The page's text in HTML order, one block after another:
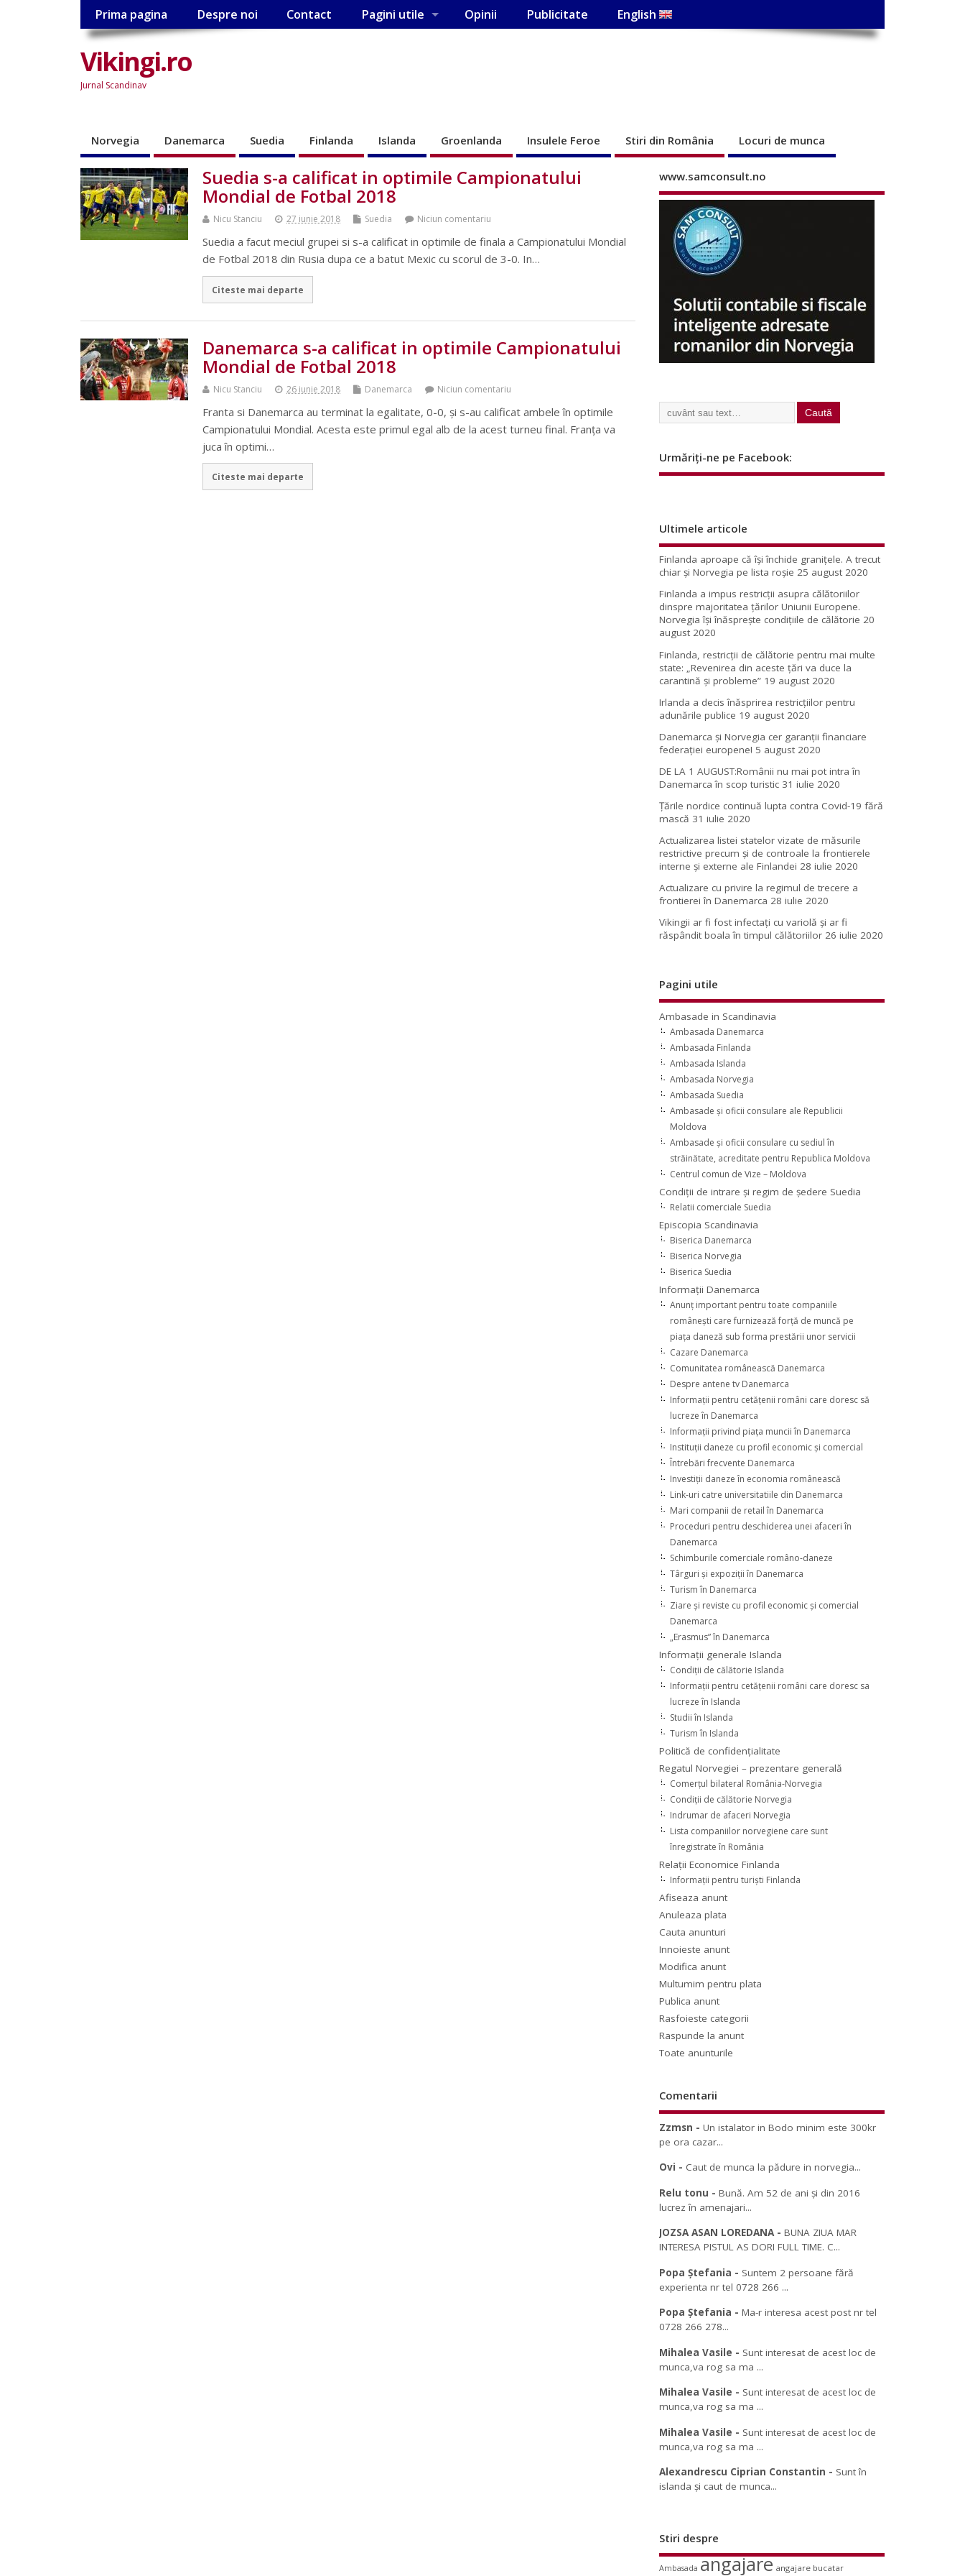
Prima pagina Despre noi Contact Pagini utile Opinii Publicitate English
Vikingi.ro
Jurnal Scandinav
Norvegia Danemarca Suedia Finlanda Islanda Groenlanda Insulele Feroe Stiri din România Locuri de munca
Suedia s-a calificat in optimile Campionatului
Mondial de Fotbal 2018
Nicu Stanciu 27 iunie 2018 Suedia Niciun comentariu
Suedia a facut meciul grupei si s-a calificat in optimile de finala a Campionatului Mondial
de Fotbal 2018 din Rusia dupa ce a batut Mexic cu scorul de 3-0. In…
Citeste mai departe
Danemarca s-a calificat in optimile Campionatului
Mondial de Fotbal 2018
Nicu Stanciu 26 iunie 2018 Danemarca Niciun comentariu
Franta si Danemarca au terminat la egalitate, 0-0, și s-au calificat ambele în optimile
Campionatului Mondial. Acesta este primul egal alb de la acest turneu final. Franța va
juca în optimi…
Citeste mai departe
www.samconsult.no
Urmăriți-ne pe Facebook:
Ultimele articole
Finlanda aproape că își închide granițele. A trecut
chiar și Norvegia pe lista roșie 25 august 2020
Finlanda a impus restricţii asupra călătoriilor
dinspre majoritatea ţărilor Uniunii Europene.
Norvegia își înăsprește condițiile de călătorie 20
august 2020
Finlanda, restricţii de călătorie pentru mai multe
state: „Revenirea din aceste ţări va duce la
carantină şi probleme” 19 august 2020
Irlanda a decis înăsprirea restricțiilor pentru
adunările publice 19 august 2020
Danemarca și Norvegia cer garanții financiare
federației europene! 5 august 2020
DE LA 1 AUGUST:Românii nu mai pot intra în
Danemarca în scop turistic 31 iulie 2020
Țările nordice continuă lupta contra Covid-19 fără
mască 31 iulie 2020
Actualizarea listei statelor vizate de măsurile
restrictive precum și de controale la frontierele
interne și externe ale Finlandei 28 iulie 2020
Actualizare cu privire la regimul de trecere a
frontierei în Danemarca 28 iulie 2020
Vikingii ar fi fost infectaţi cu variolă şi ar fi
răspândit boala în timpul călătoriilor 26 iulie 2020
Pagini utile
Ambasade in Scandinavia
Ambasada Danemarca
Ambasada Finlanda
Ambasada Islanda
Ambasada Norvegia
Ambasada Suedia
Ambasade şi oficii consulare ale Republicii
Moldova
Ambasade şi oficii consulare cu sediul în
străinătate, acreditate pentru Republica Moldova
Centrul comun de Vize – Moldova
Condiţii de intrare şi regim de şedere Suedia
Relatii comerciale Suedia
Episcopia Scandinavia
Biserica Danemarca
Biserica Norvegia
Biserica Suedia
Informaţii Danemarca
Anunţ important pentru toate companiile
româneşti care furnizează forţă de muncă pe
piaţa daneză sub forma prestării unor servicii
Cazare Danemarca
Comunitatea românească Danemarca
Despre antene tv Danemarca
Informaţii pentru cetăţenii români care doresc să
lucreze în Danemarca
Informaţii privind piaţa muncii în Danemarca
Instituţii daneze cu profil economic şi comercial
Întrebări frecvente Danemarca
Investiţii daneze în economia românească
Link-uri catre universitatiile din Danemarca
Mari companii de retail în Danemarca
Proceduri pentru deschiderea unei afaceri în
Danemarca
Schimburile comerciale româno-daneze
Târguri şi expoziţii în Danemarca
Turism în Danemarca
Ziare şi reviste cu profil economic şi comercial
Danemarca
„Erasmus” în Danemarca
Informaţii generale Islanda
Condiţii de călătorie Islanda
Informaţii pentru cetăţenii români care doresc sa
lucreze în Islanda
Studii în Islanda
Turism în Islanda
Politică de confidențialitate
Regatul Norvegiei – prezentare generală
Comerţul bilateral România-Norvegia
Condiții de călătorie Norvegia
Indrumar de afaceri Norvegia
Lista companiilor norvegiene care sunt
înregistrate în România
Relaţii Economice Finlanda
Informaţii pentru turişti Finlanda
Afiseaza anunt
Anuleaza plata
Cauta anunturi
Innoieste anunt
Modifica anunt
Multumim pentru plata
Publica anunt
Rasfoieste categorii
Raspunde la anunt
Toate anunturile
Comentarii
Zzmsn -Un istalator in Bodo minim este 300kr
pe ora cazar...
Ovi - Caut de munca la pădure in norvegia...
Relu tonu -Bună. Am 52 de ani și din 2016
lucrez în amenajari...
JOZSA ASAN LOREDANA-BUNA ZIUA MAR
INTERESA PISTUL AS DORI FULL TIME. C...
Popa Ștefania - Suntem 2 persoane fără
experienta nr tel 0728 266 ...
Popa Ștefania -Ma-r interesa acest post nr tel
0728 266 278...
Mihalea Vasile - Sunt interesat de acest loc de
munca,va rog sa ma ...
Mihalea Vasile - Sunt interesat de acest loc de
munca,va rog sa ma ...
Mihalea Vasile - Sunt interesat de acest loc de
munca,va rog sa ma ...
Alexandrescu Ciprian Constantin - Sunt în
islanda și caut de munca...
Stiri despre
Ambasada angajare angajare bucatar